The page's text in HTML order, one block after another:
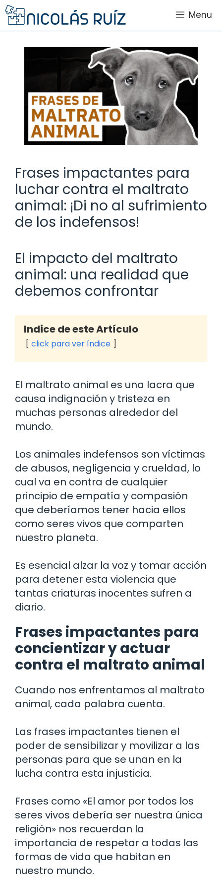
Saltar
al
Menu
Frases impactantes para
luchar contra el maltrato
animal: ¡Di no al sufrimiento
de los indefensos!
El impacto del maltrato
animal: una realidad que
debemos confrontar
Indice de este Artículo
click para ver índice
El maltrato animal es una lacra que
causa indignación y tristeza en
muchas personas alrededor del
mundo.
Los animales indefensos son víctimas
de abusos, negligencia y crueldad, lo
cual va en contra de cualquier
principio de empatía y compasión
que deberíamos tener hacia ellos
como seres vivos que comparten
nuestro planeta.
Es esencial alzar la voz y tomar acción
para detener esta violencia que
tantas criaturas inocentes sufren a
diario.
Frases impactantes para
concientizar y actuar
contra el maltrato animal
Cuando nos enfrentamos al maltrato
animal, cada palabra cuenta.
Las frases impactantes tienen el
poder de sensibilizar y movilizar a las
personas para que se unan en la
lucha contra esta injusticia.
Frases como «El amor por todos los
seres vivos debería ser nuestra única
religión» nos recuerdan la
importancia de respetar a todas las
formas de vida que habitan en
nuestro mundo.